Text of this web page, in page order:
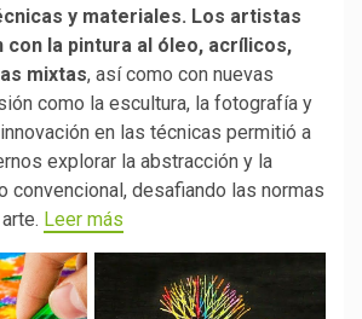
y materiales. Los artistas
con la pintura al óleo, acrílicos,
mixtas, así como con nuevas
como la escultura, la fotografía y
en las técnicas permitió a
explorar la abstracción y la
convencional, desafiando las normas
Leer más